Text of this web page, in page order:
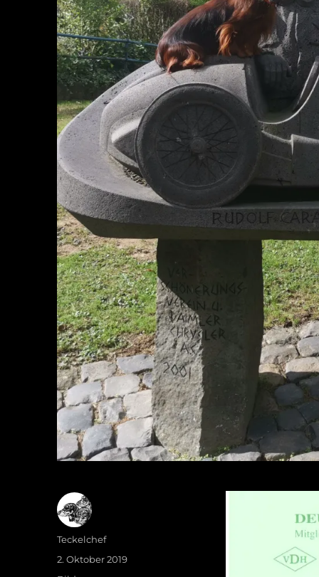
Autor
Teckelchef
Veröffentlicht
am
2. Oktober 2019